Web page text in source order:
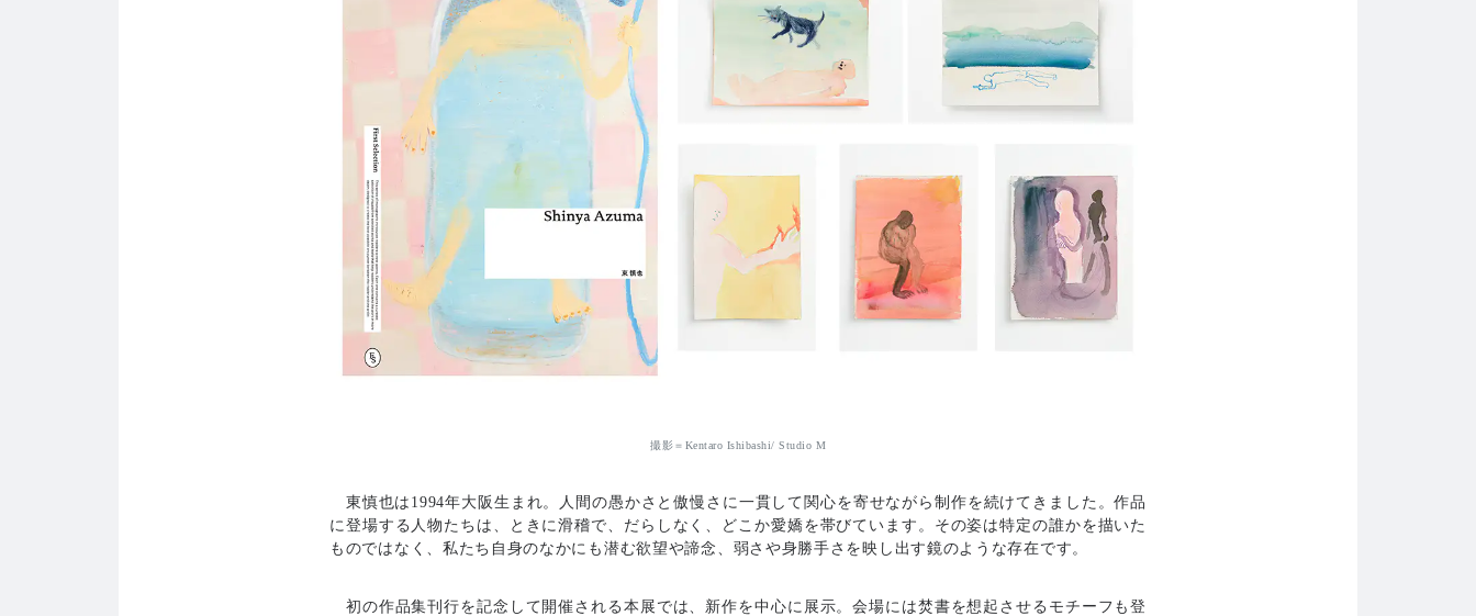
撮影＝Kentaro Ishibashi/ Studio M
東慎也は1994年大阪生まれ。人間の愚かさと傲慢さに一貫して関心を寄せながら制作を続けてきました。作品
に登場する人物たちは、ときに滑稽で、だらしなく、どこか愛嬌を帯びています。その姿は特定の誰かを描いた
ものではなく、私たち自身のなかにも潜む欲望や諦念、弱さや身勝手さを映し出す鏡のような存在です。
初の作品集刊行を記念して開催される本展では、新作を中心に展示。会場には焚書を想起させるモチーフも登